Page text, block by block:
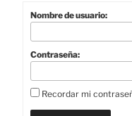
Nombre de usuario:
Contraseña:
Recordar mi